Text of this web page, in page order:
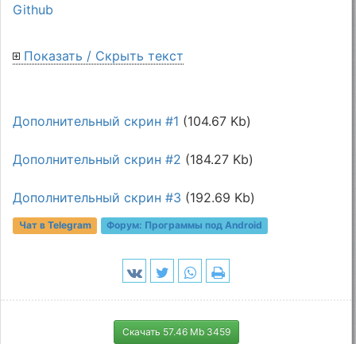
Github
Показать / Скрыть текст
Дополнительный скрин #1 (104.67 Kb)
Дополнительный скрин #2 (184.27 Kb)
Дополнительный скрин #3 (192.69 Kb)
Чат в Telegram Форум: Программы под Android
Скачать 57.46 Mb 3459